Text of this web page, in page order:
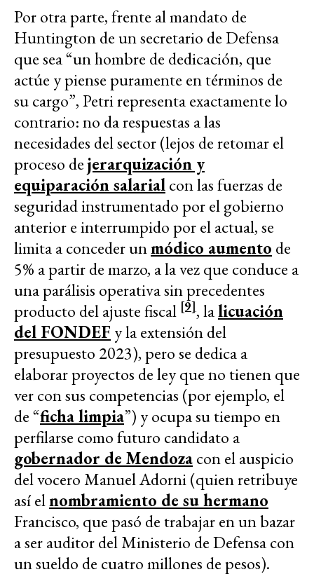
Por otra parte, frente al mandato de
Huntington de un secretario de Defensa
que sea “un hombre de dedicación, que
actúe y piense puramente en términos de
su cargo”, Petri representa exactamente lo
contrario: no da respuestas a las
necesidades del sector (lejos de retomar el
proceso dejerarquización y
equiparación salarialcon las fuerzas de
seguridad instrumentado por el gobierno
anterior e interrumpido por el actual, se
limita a conceder unmódico aumento de
5% a partir de marzo, a la vez que conduce a
una parálisis operativa sin precedentes
producto del ajuste fiscal [9], lalicuación
del FONDEF y la extensión del
presupuesto 2023), pero se dedica a
elaborar proyectos de ley que no tienen que
ver con sus competencias (por ejemplo, el
de “ficha limpia”) y ocupa su tiempo en
perfilarse como futuro candidato a
gobernador de Mendozacon el auspicio
del vocero Manuel Adorni (quien retribuye
así elnombramiento de su hermano
Francisco, que pasó de trabajar en un bazar
a ser auditor del Ministerio de Defensa con
un sueldo de cuatro millones de pesos).